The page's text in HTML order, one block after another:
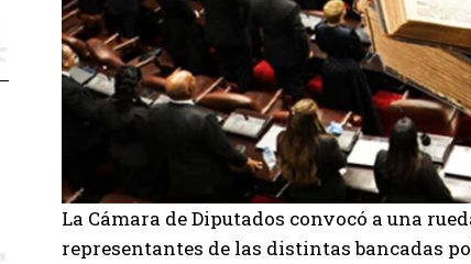
La Cámara de Diputados convocó a una
representantes de las distintas bancadas